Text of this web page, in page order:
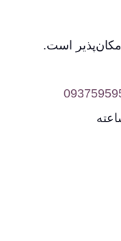
است.